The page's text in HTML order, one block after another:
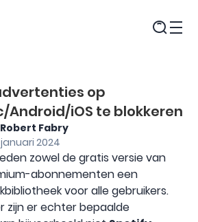
op
Android/iOS te blokkeren
Fabry
2024
zowel de gratis versie van
abonnementen een
voor alle gebruikers.
zijn er echter bepaalde